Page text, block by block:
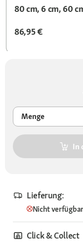
80 cm, 6 cm, 60
86,95 €
Menge
In
Lieferung:
Nicht verfügbar
Click & Collect